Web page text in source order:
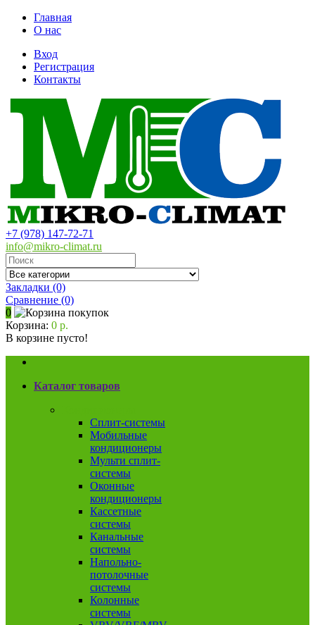
Главная
О нас
Вход
Регистрация
Контакты
+7 (978) 147-72-71
info@mikro-climat.ru
Закладки (0)
Сравнение (0)
0
Корзина: 0 р.
В корзине пусто!
Каталог товаров
Сплит-системы
Мобильные
кондиционеры
Мульти сплит-
системы
Оконные
кондиционеры
Кассетные
системы
Канальные
системы
Напольно-
потолочные
системы
Колонные
системы